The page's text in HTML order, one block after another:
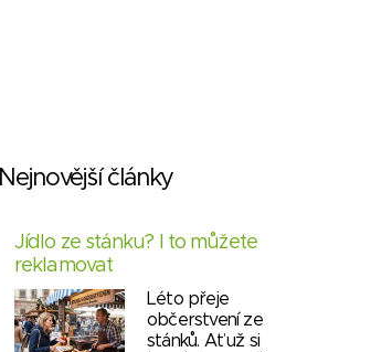
Nejnovější články
Jídlo ze stánku? I to můžete
reklamovat
Léto přeje
občerstvení ze
stánků. Ať už si